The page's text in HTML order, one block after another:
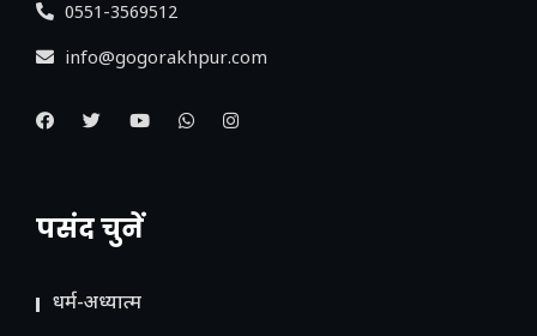
0551-3569512
info@gogorakhpur.com
पसंद चुनें
धर्म-अध्यात्म